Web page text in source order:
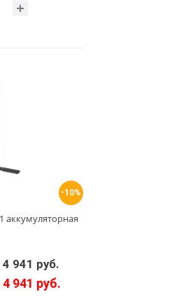
-10%
аккумуляторная
4 941 руб.
4 941 руб.